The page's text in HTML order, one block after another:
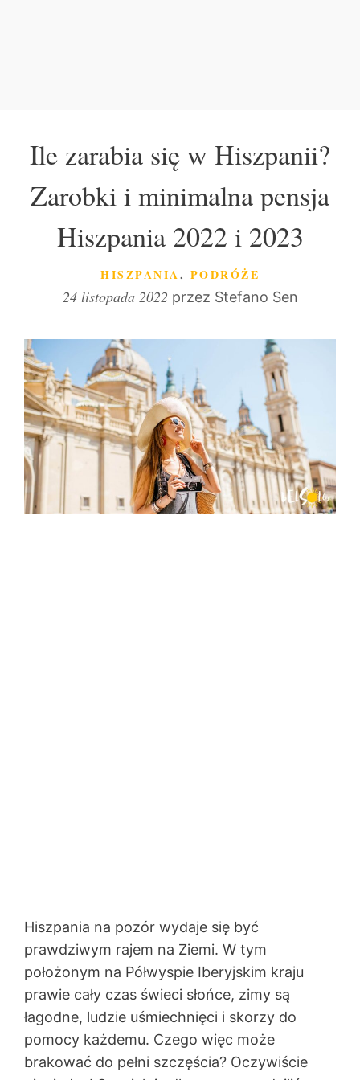
Ile zarabia się w Hiszpanii?
Zarobki i minimalna pensja
Hiszpania 2022 i 2023
KATEGORIE
HISZPANIA, PODRÓŻE
24 listopada 2022 przez Stefano Sen
Hiszpania na pozór wydaje się być
prawdziwym rajem na Ziemi. W tym
położonym na Półwyspie Iberyjskim kraju
prawie cały czas świeci słońce, zimy są
łagodne, ludzie uśmiechnięci i skorzy do
pomocy każdemu. Czego więc może
brakować do pełni szczęścia? Oczywiście